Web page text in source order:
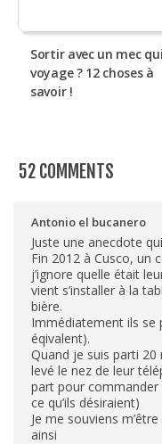
Sortir avec un mec qui
voyage ? 12 choses à
savoir !
52 COMMENTS
Antonio el bucanero
Juste une anecdote
Fin 2012 à Cusco, un
j’ignore quelle était
vient s’installer à la
bière.
Immédiatement ils se
éqivalent).
Quand je suis parti 20
levé le nez de leur
part pour
ce qu’ils désiraient)
Je me souviens
ainsi